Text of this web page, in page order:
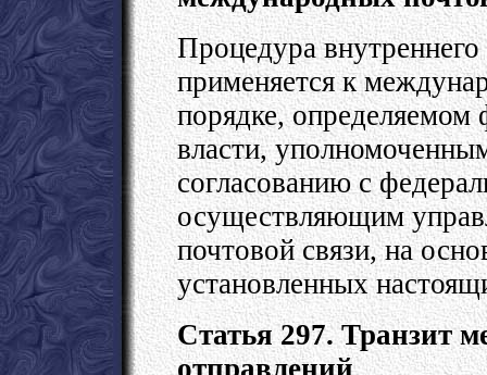
Процедура
применяется к
порядке, определяемом
власти,
согласованию с
осуществляющим
почтовой связи, на
установленных
Статья 297. Транзит
отправлений